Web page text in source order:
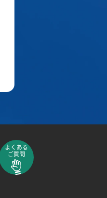
よくある
ご質問